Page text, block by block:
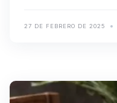
27 DE FEBRERO DE 2025